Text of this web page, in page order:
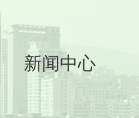
新闻中心